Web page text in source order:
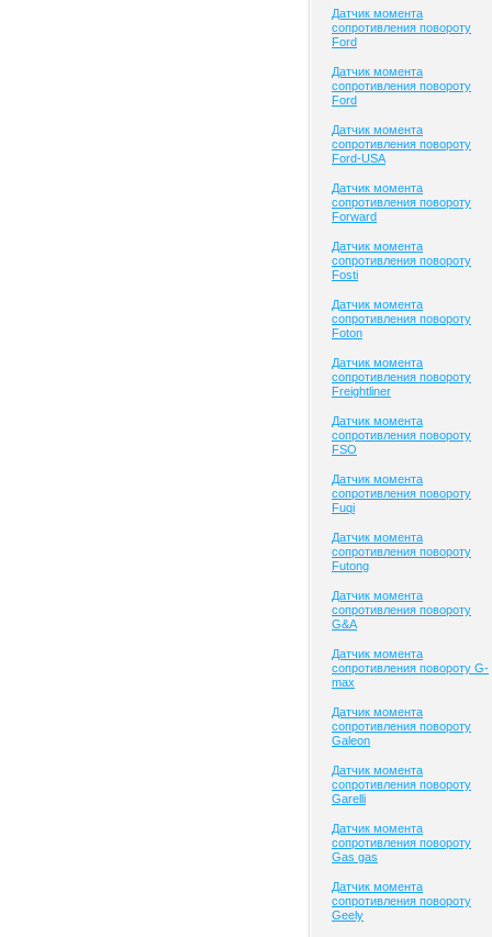
Датчик момента
сопротивления повороту
Ford
Датчик момента
сопротивления повороту
Ford
Датчик момента
сопротивления повороту
Ford-USA
Датчик момента
сопротивления повороту
Forward
Датчик момента
сопротивления повороту
Fosti
Датчик момента
сопротивления повороту
Foton
Датчик момента
сопротивления повороту
Freightliner
Датчик момента
сопротивления повороту
FSO
Датчик момента
сопротивления повороту
Fuqi
Датчик момента
сопротивления повороту
Futong
Датчик момента
сопротивления повороту
G&A
Датчик момента
сопротивления повороту G-
max
Датчик момента
сопротивления повороту
Galeon
Датчик момента
сопротивления повороту
Garelli
Датчик момента
сопротивления повороту
Gas gas
Датчик момента
сопротивления повороту
Geely